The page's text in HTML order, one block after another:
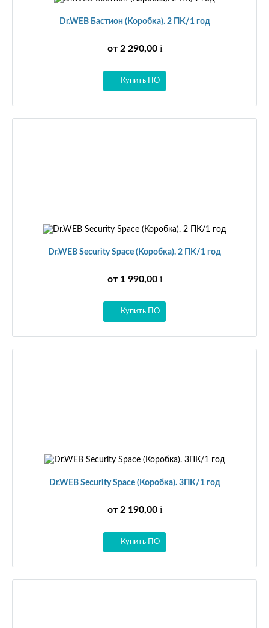
Dr.WEB Бастион (Коробка). 2 ПК/1 год
от 2 290,00 i
Купить ПО
Dr.WEB Security Space (Коробка). 2 ПК/1 год
от 1 990,00 i
Купить ПО
Dr.WEB Security Space (Коробка). 3ПК/1 год
от 2 190,00 i
Купить ПО